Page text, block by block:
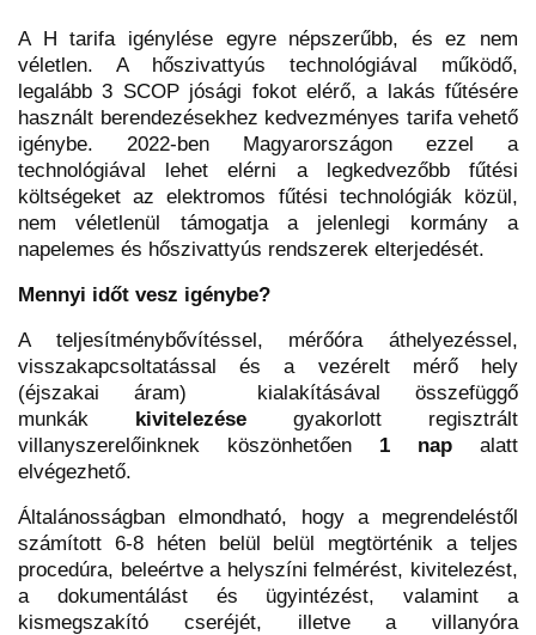
A H tarifa igénylése egyre népszerűbb, és ez nem
véletlen. A hőszivattyús technológiával működő,
legalább 3 SCOP jósági fokot elérő, a lakás fűtésére
használt berendezésekhez kedvezményes tarifa vehető
igénybe. 2022-ben Magyarországon ezzel a
technológiával lehet elérni a legkedvezőbb fűtési
költségeket az elektromos fűtési technológiák közül,
nem véletlenül támogatja a jelenlegi kormány a
napelemes és hőszivattyús rendszerek elterjedését.
Mennyi időt vesz igénybe?
A teljesítménybővítéssel, mérőóra áthelyezéssel,
visszakapcsoltatással és a vezérelt mérő hely
(éjszakai áram) kialakításával összefüggő
munkák kivitelezése gyakorlott regisztrált
villanyszerelőinknek köszönhetően 1 nap alatt
elvégezhető.
Általánosságban elmondható, hogy a megrendeléstől
számított 6-8 héten belül belül megtörténik a teljes
procedúra, beleértve a helyszíni felmérést, kivitelezést,
a dokumentálást és ügyintézést, valamint a
kismegszakító cseréjét, illetve a villanyóra